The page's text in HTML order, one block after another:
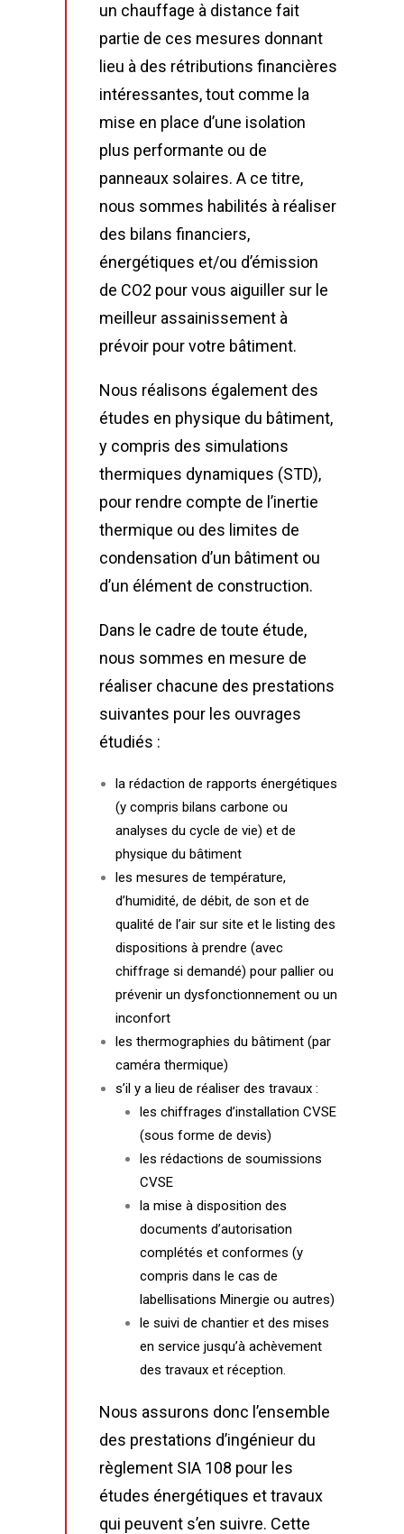
un chauffage à distance fait
partie de ces mesures donnant
lieu à des rétributions financières
intéressantes, tout comme la
mise en place d’une isolation
plus performante ou de
panneaux solaires. A ce titre,
nous sommes habilités à réaliser
des bilans financiers,
énergétiques et/ou d’émission
de CO2 pour vous aiguiller sur le
meilleur assainissement à
prévoir pour votre bâtiment.
Nous réalisons également des
études en physique du bâtiment,
y compris des simulations
thermiques dynamiques (STD),
pour rendre compte de l’inertie
thermique ou des limites de
condensation d’un bâtiment ou
d’un élément de construction.
Dans le cadre de toute étude,
nous sommes en mesure de
réaliser chacune des prestations
suivantes pour les ouvrages
étudiés :
la rédaction de rapports énergétiques
(y compris bilans carbone ou
analyses du cycle de vie) et de
physique du bâtiment
les mesures de température,
d’humidité, de débit, de son et de
qualité de l’air sur site et le listing des
dispositions à prendre (avec
chiffrage si demandé) pour pallier ou
prévenir un dysfonctionnement ou un
inconfort
les thermographies du bâtiment (par
caméra thermique)
s’il y a lieu de réaliser des travaux :
les chiffrages d’installation CVSE
(sous forme de devis)
les rédactions de soumissions
CVSE
la mise à disposition des
documents d’autorisation
complétés et conformes (y
compris dans le cas de
labellisations Minergie ou autres)
le suivi de chantier et des mises
en service jusqu’à achèvement
des travaux et réception.
Nous assurons donc l’ensemble
des prestations d’ingénieur du
règlement SIA 108 pour les
études énergétiques et travaux
qui peuvent s’en suivre. Cette